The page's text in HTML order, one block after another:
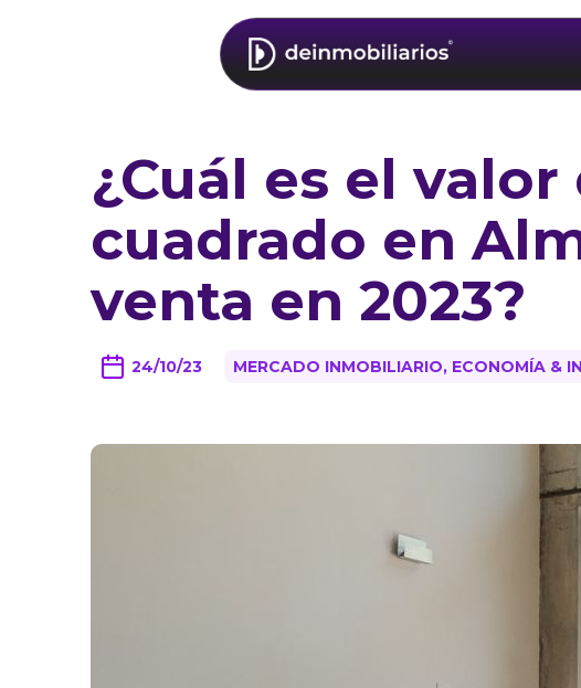
¿Cuál es el
cuadrado en
venta en 2023?
24/10/23 MERCADO INMOBILIARIO, ECONOMÍA &